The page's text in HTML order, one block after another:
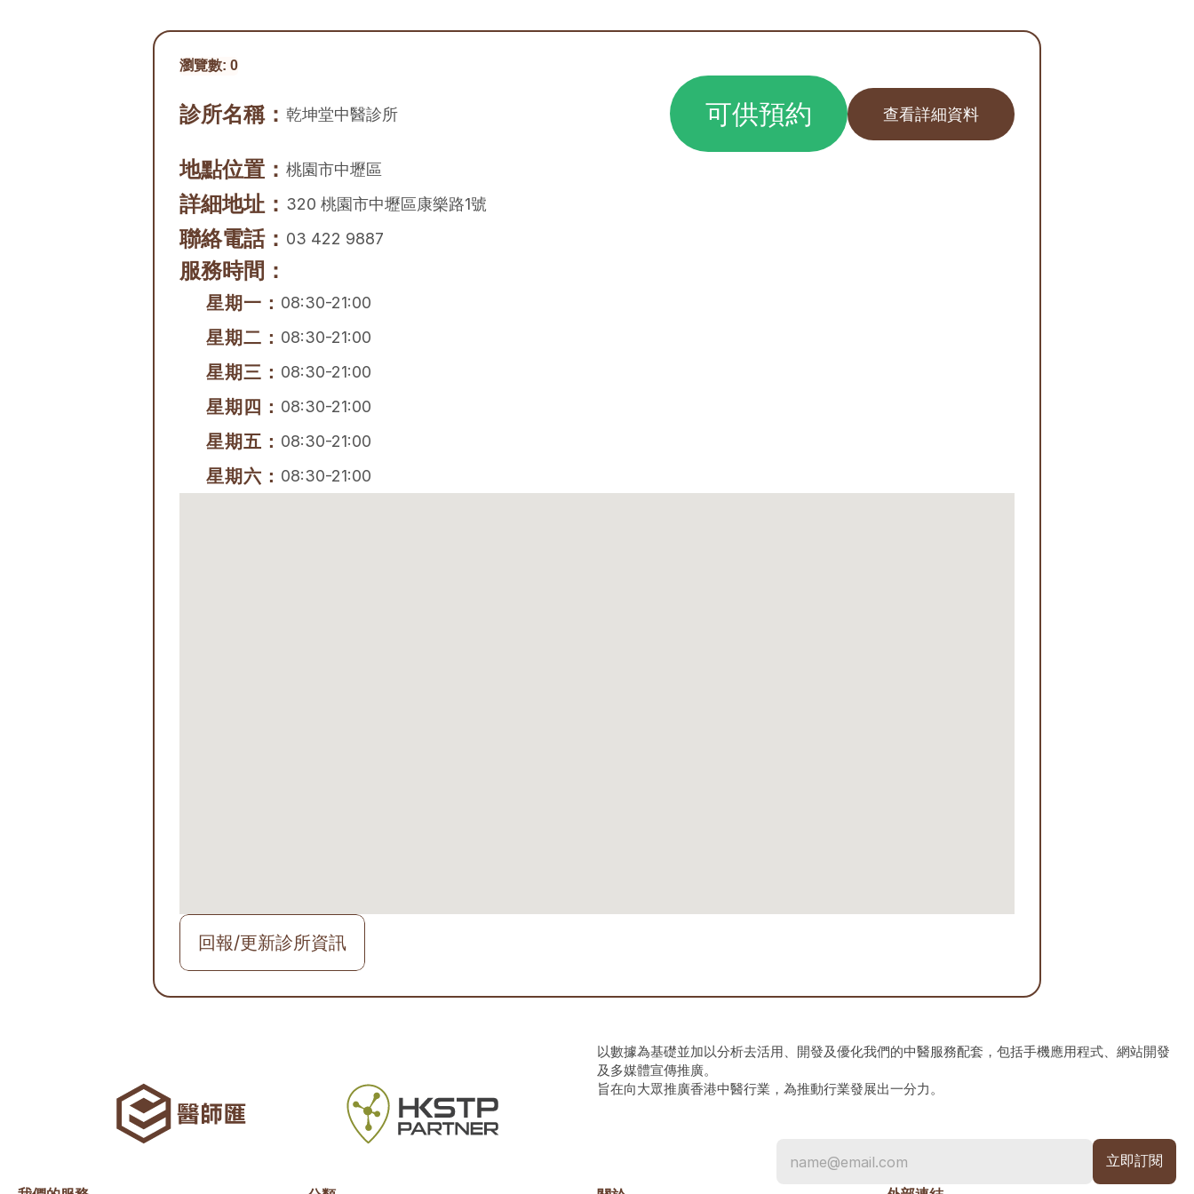
瀏覽數: 0
診所名稱： 乾坤堂中醫診所 可供預約 查看詳細資料
地點位置： 桃園市中壢區
詳細地址： 320 桃園市中壢區康樂路1號
聯絡電話： 03 422 9887
服務時間：
星期一： 08:30-21:00
星期二： 08:30-21:00
星期三： 08:30-21:00
星期四： 08:30-21:00
星期五： 08:30-21:00
星期六： 08:30-21:00
回報/更新診所資訊
以數據為基礎並加以分析去活用、開發及優化我們的中醫服務配套，包括手機應用程式、網站開發
及多媒體宣傳推廣。
旨在向大眾推廣香港中醫行業，為推動行業發展出一分力。